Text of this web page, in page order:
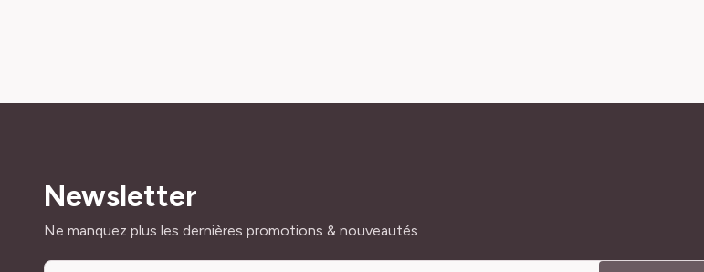
Newsletter
Adresse mail
Ne manquez plus les dernières promotions & nouveautés